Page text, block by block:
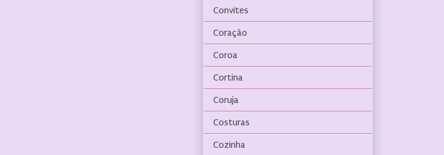
Convites
Coração
Coroa
Cortina
Coruja
Costuras
Cozinha